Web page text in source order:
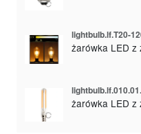
lightbulb.lf.T20-
żarówka LED z
żarówka LED z